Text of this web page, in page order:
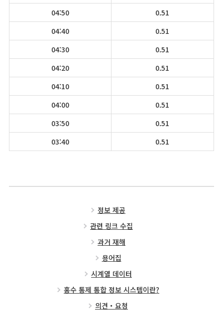
04:50
0.51
04:40
0.51
04:30
0.51
04:20
0.51
04:10
0.51
04:00
0.51
03:50
0.51
03:40
0.51
정보 제공
관련 링크 수집
과거 재해
용어집
시계열 데이터
홍수 통제 통합 정보 시스템이란?
의견・요청